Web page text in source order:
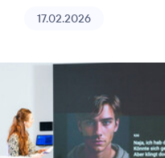
17.02.2026